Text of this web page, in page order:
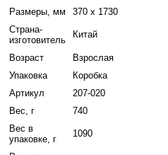
Размеры, мм
370 х 1730
Страна-
изготовитель
Китай
Возраст
Взрослая
Упаковка
Коробка
Артикул
207-020
Вес, г
740
Вес в
упаковке, г
1090